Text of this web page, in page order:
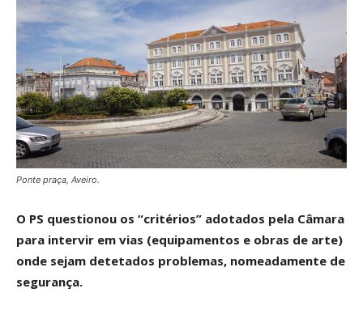
Ponte praça, Aveiro.
O PS questionou os “critérios” adotados pela Câmara
para intervir em vias (equipamentos e obras de arte)
onde sejam detetados problemas, nomeadamente de
segurança.